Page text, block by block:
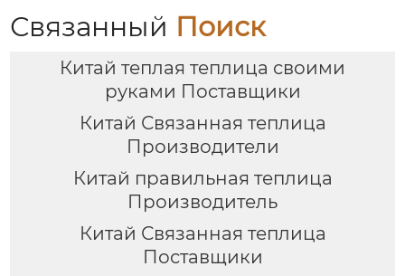
Связанный Поиск
Китай теплая теплица своими
руками Поставщики
Китай Связанная теплица
Производители
Китай правильная теплица
Производитель
Китай Связанная теплица
Поставщики